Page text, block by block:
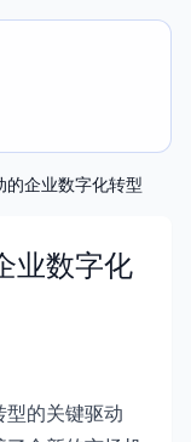
企业数字化转型
业数字化
的关键驱动